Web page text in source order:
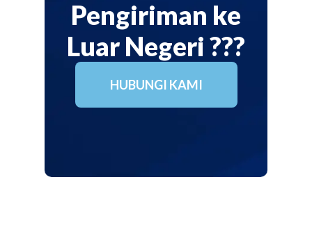
Pengiriman ke
Luar Negeri ???
HUBUNGI KAMI